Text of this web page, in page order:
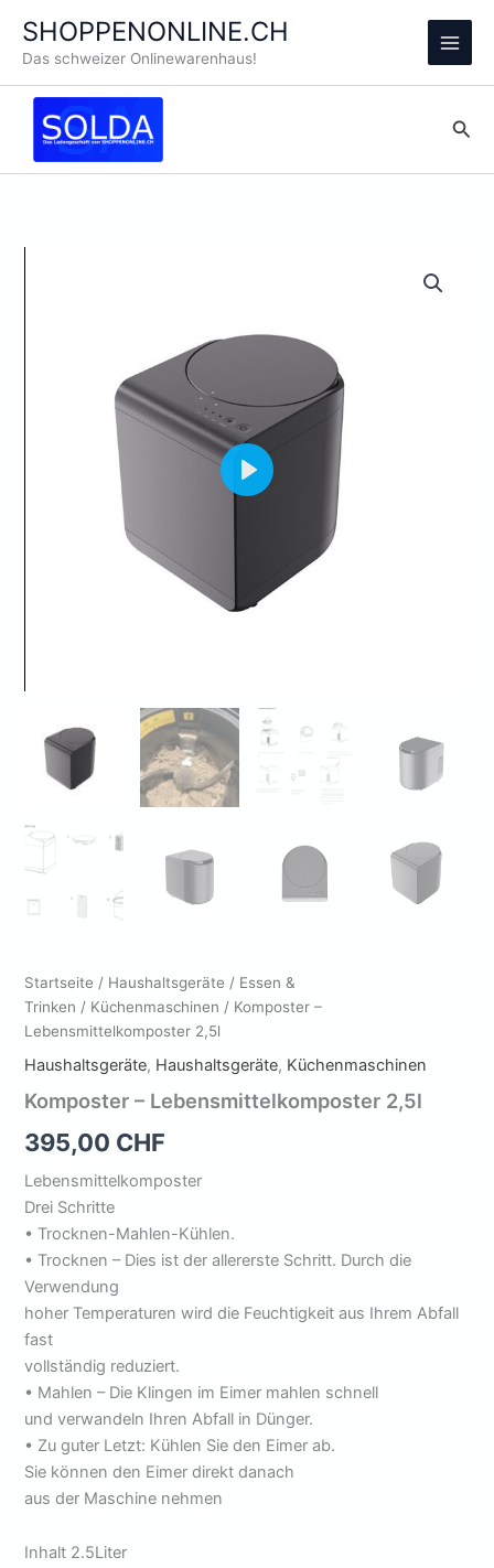
Inhalt
springen
SHOPPENONLINE.CH
Das schweizer Onlinewarenhaus!
Main
Play
Startseite / Haushaltsgeräte / Essen &
Trinken / Küchenmaschinen / Komposter –
Lebensmittelkomposter 2,5l
Haushaltsgeräte, Haushaltsgeräte, Küchenmaschinen
Komposter – Lebensmittelkomposter 2,5l
395,00 CHF
Lebensmittelkomposter
Drei Schritte
• Trocknen-Mahlen-Kühlen.
• Trocknen – Dies ist der allererste Schritt. Durch die
Verwendung
hoher Temperaturen wird die Feuchtigkeit aus Ihrem Abfall
fast
vollständig reduziert.
• Mahlen – Die Klingen im Eimer mahlen schnell
und verwandeln Ihren Abfall in Dünger.
• Zu guter Letzt: Kühlen Sie den Eimer ab.
Sie können den Eimer direkt danach
aus der Maschine nehmen
Inhalt 2.5Liter